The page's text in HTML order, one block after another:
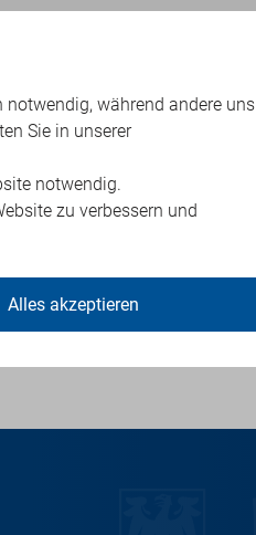
der KVBB. Diesen
Zugang.
während andere uns
Sie in unserer
notwendig.
zu verbessern und
Alles akzeptieren